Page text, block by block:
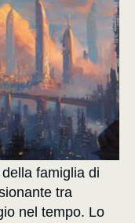
famiglia di
tra
nel tempo. Lo